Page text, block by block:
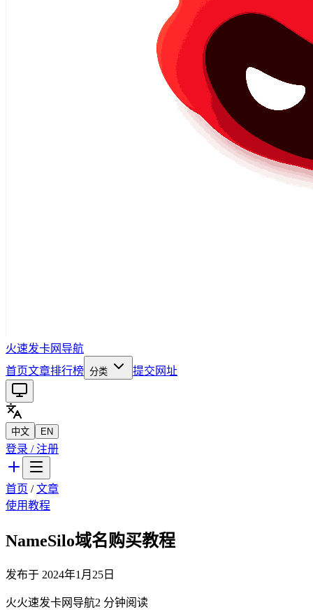
火速发卡网导航
首页文章排行榜 分类 提交网址
中文 EN
登录 / 注册
首页 /文章
使用教程
NameSilo域名购买教程
发布于 2024年1月25日
火火速发卡网导航2 分钟阅读